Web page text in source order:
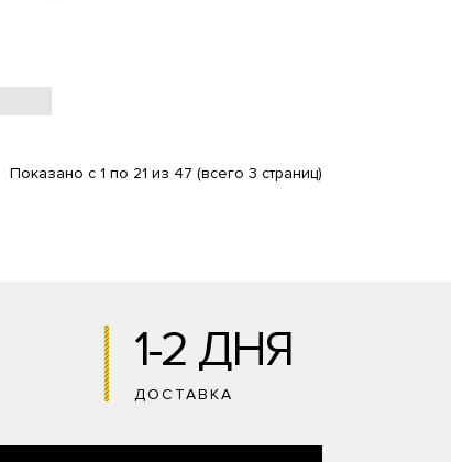
Показано с 1 по 21 из 47 (всего 3 страниц)
1-2 ДНЯ
ДОСТАВКА